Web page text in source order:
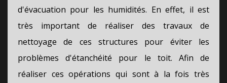
d'évacuation pour les humidités. En effet, il est
très important de réaliser des travaux de
nettoyage de ces structures pour éviter les
problèmes d'étanchéité pour le toit. Afin de
réaliser ces opérations qui sont à la fois très